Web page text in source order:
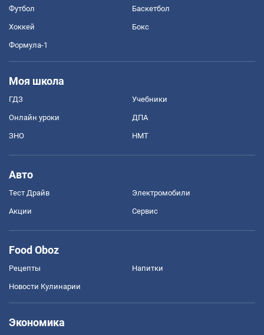
Футбол Баскетбол
Хоккей Бокс
Формула-1
Моя школа
ГДЗ Учебники
Онлайн уроки ДПА
ЗНО НМТ
Авто
Тест Драйв Электромобили
Акции Сервис
Food Oboz
Рецепты Напитки
Новости Кулинарии
Экономика